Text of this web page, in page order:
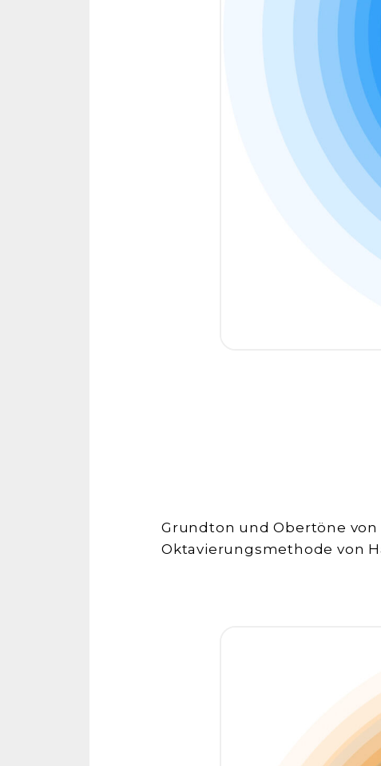
Grundton und Obertöne
Oktavierungsmethode von